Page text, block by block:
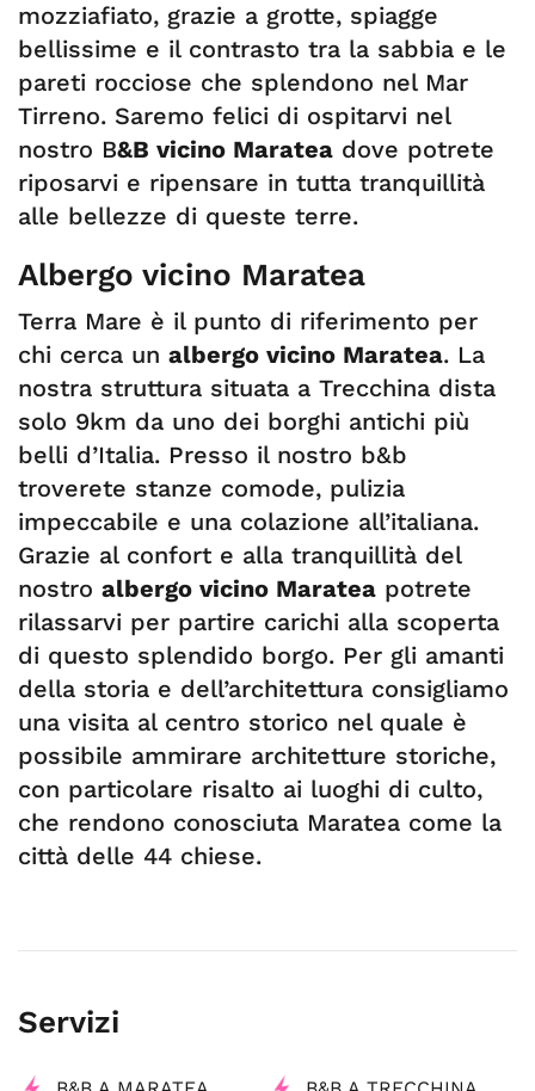
mozziafiato, grazie a grotte, spiagge
bellissime e il contrasto tra la sabbia e le
pareti rocciose che splendono nel Mar
Tirreno. Saremo felici di ospitarvi nel
nostro B&B vicino Maratea dove potrete
riposarvi e ripensare in tutta tranquillità
alle bellezze di queste terre.
Albergo vicino Maratea
Terra Mare è il punto di riferimento per
chi cerca un albergo vicino Maratea. La
nostra struttura situata a Trecchina dista
solo 9km da uno dei borghi antichi più
belli d’Italia. Presso il nostro b&b
troverete stanze comode, pulizia
impeccabile e una colazione all’italiana.
Grazie al confort e alla tranquillità del
nostro albergo vicino Maratea potrete
rilassarvi per partire carichi alla scoperta
di questo splendido borgo. Per gli amanti
della storia e dell’architettura consigliamo
una visita al centro storico nel quale è
possibile ammirare architetture storiche,
con particolare risalto ai luoghi di culto,
che rendono conosciuta Maratea come la
città delle 44 chiese.
Servizi